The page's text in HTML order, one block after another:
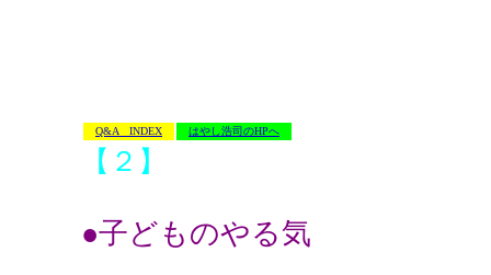
Q&A INDEX はやし浩司のHPへ
【２】
●子どものやる気